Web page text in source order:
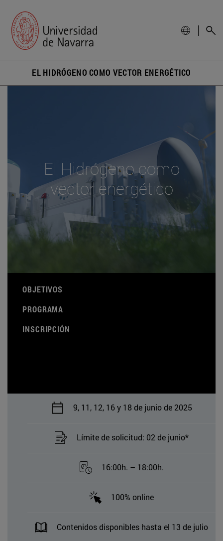
EL HIDRÓGENO COMO VECTOR ENERGÉTICO
El Hidrógeno como
vector energético
OBJETIVOS
PROGRAMA
INSCRIPCIÓN
9, 11, 12, 16 y 18 de junio de 2025
Límite de solicitud: 02 de junio*
16:00h. – 18:00h.
100% online
Contenidos disponibles hasta el 13 de julio